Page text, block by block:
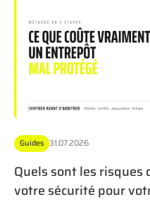
Guides 31.07.2026
Quels sont les risques
votre sécurité pour